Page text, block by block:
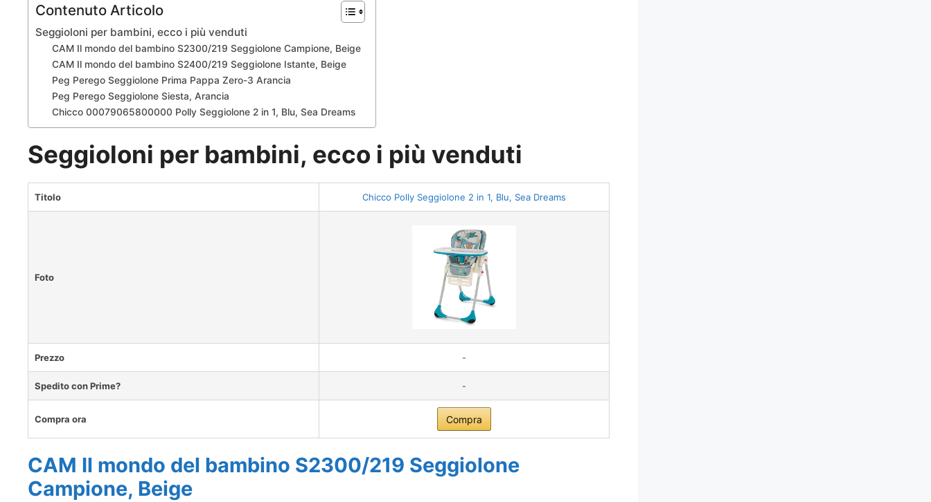
Contenuto Articolo
Seggioloni per bambini, ecco i più venduti
CAM Il mondo del bambino S2300/219 Seggiolone Campione, Beige
CAM Il mondo del bambino S2400/219 Seggiolone Istante, Beige
Peg Perego Seggiolone Prima Pappa Zero-3 Arancia
Peg Perego Seggiolone Siesta, Arancia
Chicco 00079065800000 Polly Seggiolone 2 in 1, Blu, Sea Dreams
Seggioloni per bambini, ecco i più venduti
Titolo Chicco Polly Seggiolone 2 in 1, Blu, Sea Dreams
Foto
Prezzo -
Spedito con Prime? -
Compra ora Compra
CAM Il mondo del bambino S2300/219 Seggiolone
Campione, Beige